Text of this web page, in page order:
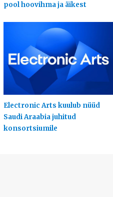
pool hoovihma ja äikest
Electronic Arts kuulub nüüd
Saudi Araabia juhitud
konsortsiumile